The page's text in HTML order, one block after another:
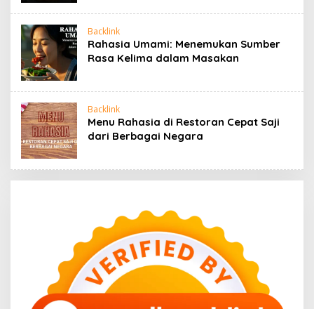
Backlink
Rahasia Umami: Menemukan Sumber
Rasa Kelima dalam Masakan
Backlink
Menu Rahasia di Restoran Cepat Saji
dari Berbagai Negara